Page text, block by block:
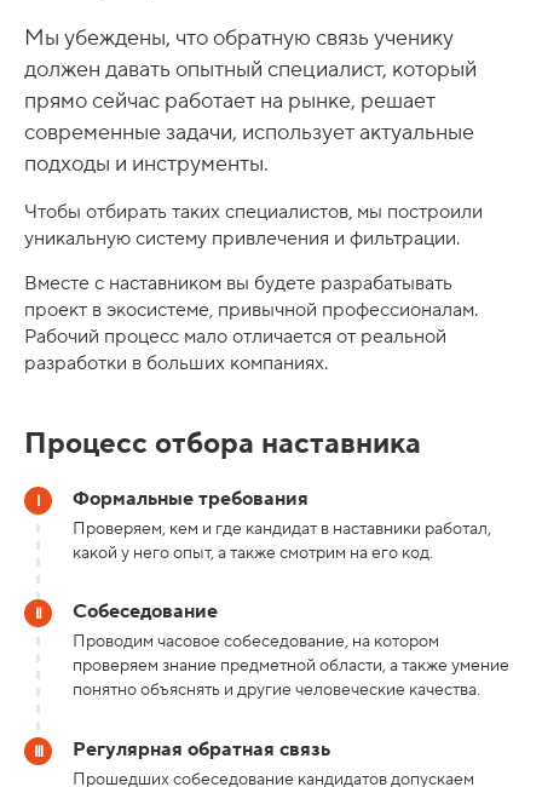
Мы убеждены, что обратную связь ученику
должен давать опытный специалист, который
прямо сейчас работает на рынке, решает
современные задачи, использует актуальные
подходы и инструменты.
Чтобы отбирать таких специалистов, мы построили
уникальную систему привлечения и фильтрации.
Вместе с наставником вы будете разрабатывать
проект в экосистеме, привычной профессионалам.
Рабочий процесс мало отличается от реальной
разработки в больших компаниях.
Процесс отбора наставника
Формальные требования
Проверяем, кем и где кандидат в наставники работал,
какой у него опыт, а также смотрим на его код.
Собеседование
Проводим часовое собеседование, на котором
проверяем знание предметной области, а также умение
понятно объяснять и другие человеческие качества.
Регулярная обратная связь
Прошедших собеседование кандидатов допускаем